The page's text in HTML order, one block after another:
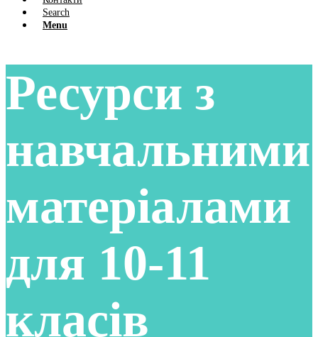
Search
Menu
Ресурси з
навчальними
матеріалами
для 10-11
класів